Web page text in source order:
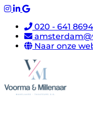
020 - 641 8694
Naar onze